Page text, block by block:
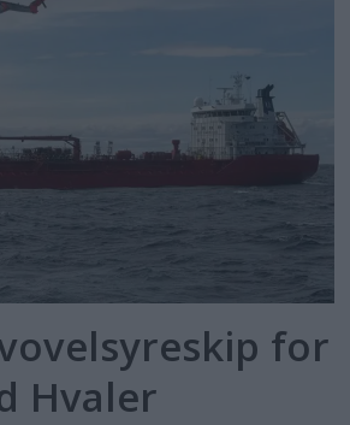
for
Hvaler